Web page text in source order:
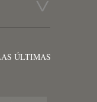
ÚLTIMAS